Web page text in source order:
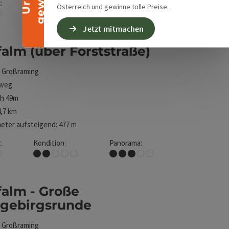
Österreich und gewinne tolle Preise.
Jetzt mitmachen
Kondition:
Sehr schwer
Panorama:
(über Forststraße)
Großraming
49m
km
aufsteigend: 477 m
Kondition:
Leicht
Panorama:
Einige Ausblicke
- Große
Großraming